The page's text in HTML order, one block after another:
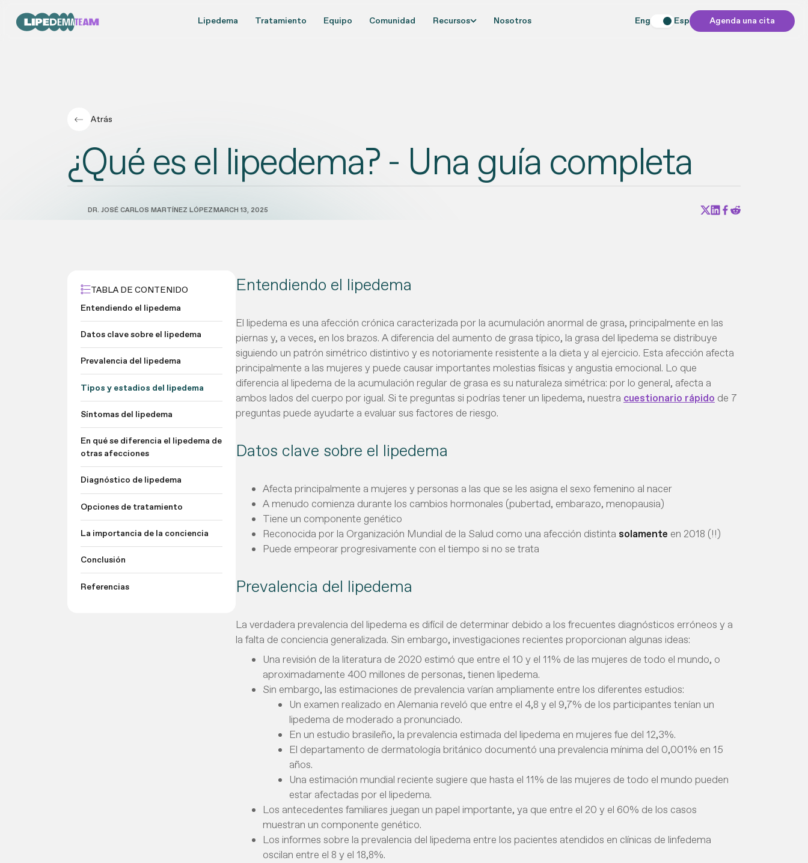
Lipedema Tratamiento Equipo Comunidad Recursos Nosotros Eng Esp Agenda una cita
Atrás
¿Qué es el lipedema? - Una guía completa
DR. JOSÉ CARLOS MARTÍNEZ LÓPEZMARCH 13, 2025
TABLA DE CONTENIDO
Entendiendo el lipedema
Datos clave sobre el lipedema
Prevalencia del lipedema
Tipos y estadios del lipedema
Síntomas del lipedema
En qué se diferencia el lipedema de
otras afecciones
Diagnóstico de lipedema
Opciones de tratamiento
La importancia de la conciencia
Conclusión
Referencias
Entendiendo el lipedema
El lipedema es una afección crónica caracterizada por la acumulación anormal de grasa, principalmente en las
piernas y, a veces, en los brazos. A diferencia del aumento de grasa típico, la grasa del lipedema se distribuye
siguiendo un patrón simétrico distintivo y es notoriamente resistente a la dieta y al ejercicio. Esta afección afecta
principalmente a las mujeres y puede causar importantes molestias físicas y angustia emocional. Lo que
diferencia al lipedema de la acumulación regular de grasa es su naturaleza simétrica: por lo general, afecta a
ambos lados del cuerpo por igual. Si te preguntas si podrías tener un lipedema, nuestra cuestionario rápido de 7
preguntas puede ayudarte a evaluar sus factores de riesgo.
Datos clave sobre el lipedema
Afecta principalmente a mujeres y personas a las que se les asigna el sexo femenino al nacer
A menudo comienza durante los cambios hormonales (pubertad, embarazo, menopausia)
Tiene un componente genético
Reconocida por la Organización Mundial de la Salud como una afección distinta solamente en 2018 (!!)
Puede empeorar progresivamente con el tiempo si no se trata
Prevalencia del lipedema
La verdadera prevalencia del lipedema es difícil de determinar debido a los frecuentes diagnósticos erróneos y a
la falta de conciencia generalizada. Sin embargo, investigaciones recientes proporcionan algunas ideas:
Una revisión de la literatura de 2020 estimó que entre el 10 y el 11% de las mujeres de todo el mundo, o
aproximadamente 400 millones de personas, tienen lipedema.
Sin embargo, las estimaciones de prevalencia varían ampliamente entre los diferentes estudios:
Un examen realizado en Alemania reveló que entre el 4,8 y el 9,7% de los participantes tenían un
lipedema de moderado a pronunciado.
En un estudio brasileño, la prevalencia estimada del lipedema en mujeres fue del 12,3%.
El departamento de dermatología británico documentó una prevalencia mínima del 0,001% en 15
años.
Una estimación mundial reciente sugiere que hasta el 11% de las mujeres de todo el mundo pueden
estar afectadas por el lipedema.
Los antecedentes familiares juegan un papel importante, ya que entre el 20 y el 60% de los casos
muestran un componente genético.
Los informes sobre la prevalencia del lipedema entre los pacientes atendidos en clínicas de linfedema
oscilan entre el 8 y el 18,8%.